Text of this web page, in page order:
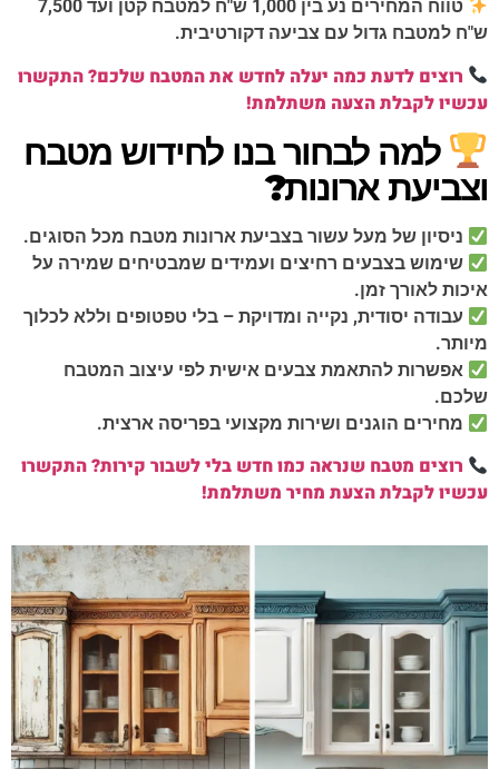
טווח המחירים נע בין 1,000 ש"ח למטבח קטן ועד 7,500
ש"ח למטבח גדול עם צביעה דקורטיבית.
רוצים לדעת כמה יעלה לחדש את המטבח שלכם? התקשרו
עכשיו לקבלת הצעה משתלמת!
למה לבחור בנו לחידוש מטבח
וצביעת ארונות?
ניסיון של מעל עשור בצביעת ארונות מטבח מכל הסוגים.
שימוש בצבעים רחיצים ועמידים שמבטיחים שמירה על
איכות לאורך זמן.
עבודה יסודית, נקייה ומדויקת – בלי טפטופים וללא לכלוך
מיותר.
אפשרות להתאמת צבעים אישית לפי עיצוב המטבח
שלכם.
מחירים הוגנים ושירות מקצועי בפריסה ארצית.
רוצים מטבח שנראה כמו חדש בלי לשבור קירות? התקשרו
עכשיו לקבלת הצעת מחיר משתלמת!